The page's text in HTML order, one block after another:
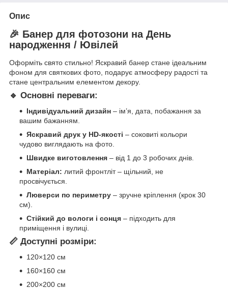
Опис
🎉 Банер для фотозони на День
народження / Ювілей
Оформіть свято стильно! Яскравий банер стане ідеальним
фоном для святкових фото, подарує атмосферу радості та
стане центральним елементом декору.
🔹 Основні переваги:
Індивідуальний дизайн – ім’я, дата, побажання за
вашим бажанням.
Яскравий друк у HD-якості – соковиті кольори
чудово виглядають на фото.
Швидке виготовлення – від 1 до 3 робочих днів.
Матеріал: литий фронтліт – щільний, не
просвічується.
Люверси по периметру – зручне кріплення (крок 30
см).
Стійкий до вологи і сонця – підходить для
приміщення і вулиці.
📏 Доступні розміри:
120×120 см
160×160 см
200×200 см